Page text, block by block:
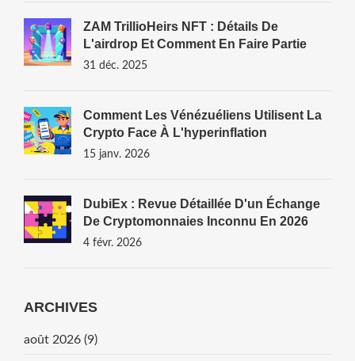
ZAM TrillioHeirs NFT : Détails De
L'airdrop Et Comment En Faire Partie
31 déc. 2025
Comment Les Vénézuéliens Utilisent La
Crypto Face À L'hyperinflation
15 janv. 2026
DubiEx : Revue Détaillée D'un Échange
De Cryptomonnaies Inconnu En 2026
4 févr. 2026
ARCHIVES
août 2026 (9)